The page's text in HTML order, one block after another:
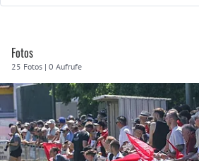
Fotos
25 Fotos | 0 Aufrufe